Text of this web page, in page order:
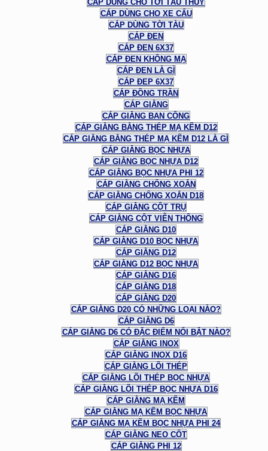
CÁP DÙNG CHO TỜI TÀU THUỶ
CÁP DÙNG CHO XE CẨU
CÁP DÙNG TỜI TÀU
CÁP ĐEN
CÁP ĐEN 6X37
CÁP ĐEN KHÔNG MẠ
CÁP ĐEN LÀ GÌ
CÁP ĐEP 6X37
CÁP ĐỒNG TRẦN
CÁP GIẰNG
CÁP GIẰNG BAN CÔNG
CÁP GIẰNG BẰNG THÉP MẠ KẼM D12
CÁP GIẰNG BẰNG THÉP MẠ KẼM D12 LÀ GÌ
CÁP GIẰNG BỌC NHỰA
CÁP GIẰNG BỌC NHỰA D12
CÁP GIẰNG BỌC NHỰA PHI 12
CÁP GIẰNG CHỐNG XOẮN
CÁP GIẰNG CHỐNG XOẮN D18
CÁP GIẰNG CỘT TRỤ
CÁP GIẰNG CỘT VIỄN THÔNG
CÁP GIẰNG D10
CÁP GIẰNG D10 BỌC NHỰA
CÁP GIẰNG D12
CÁP GIẰNG D12 BỌC NHỰA
CÁP GIẰNG D16
CÁP GIẰNG D18
CÁP GIẰNG D20
CÁP GIẰNG D20 CÓ NHỮNG LOẠI NÀO?
CÁP GIẰNG D6
CÁP GIẰNG D6 CÓ ĐẶC ĐIỂM NỔI BẬT NÀO?
CÁP GIẰNG INOX
CÁP GIẰNG INOX D16
CÁP GIẰNG LÕI THÉP
CÁP GIẰNG LÕI THÉP BỌC NHỰA
CÁP GIẰNG LÕI THÉP BỌC NHỰA D16
CÁP GIẰNG MẠ KẼM
CÁP GIẰNG MẠ KẼM BỌC NHỰA
CÁP GIẰNG MẠ KẼM BỌC NHỰA PHI 24
CÁP GIẰNG NEO CỘT
CÁP GIẰNG PHI 12